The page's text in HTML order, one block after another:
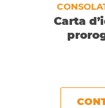
Carta